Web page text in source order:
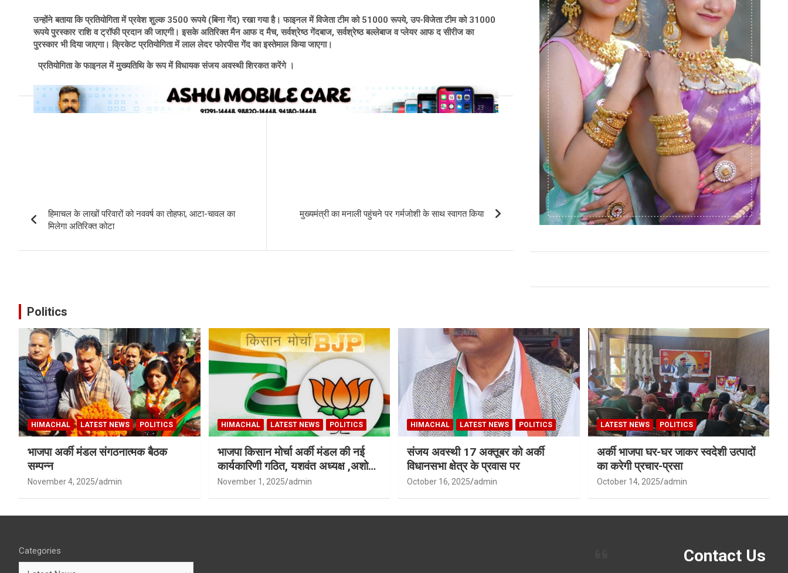
उन्होंने बताया कि प्रतियोगिता में प्रवेश शुल्क 3500 रूपये (बिना गेंद) रखा गया है। फाइनल में विजेता टीम को 51000 रूपये, उप-विजेता टीम को 31000
रूपये पुरस्कार राशि व ट्रॉफी प्रदान की जाएगी। इसके अतिरिक्त मैन आफ द मैच, सर्वश्रेष्ठ गेंदबाज, सर्वश्रेष्ठ बल्लेबाज व प्लेयर आफ द सीरीज का
पुरस्कार भी दिया जाएगा। क्रिकेट प्रतियोगिता में लाल लेदर फोरपीस गेंद का इस्तेमाल किया जाएगा।
प्रतियोगिता के फाइनल में मुख्यतिथि के रूप में विधायक संजय अवस्थी शिरकत करेंगे ।
हिमाचल के लाखों परिवारों को नववर्ष का तोहफा, आटा-चावल का
मिलेगा अतिरिक्त कोटा
मुख्यमंत्री का मनाली पहुंचने पर गर्मजोशी के साथ स्वागत किया
Politics
HIMACHAL LATEST NEWS POLITICS
भाजपा अर्की मंडल संगठनात्मक बैठक
सम्पन्न
November 4, 2025 admin
HIMACHAL LATEST NEWS POLITICS
भाजपा किसान मोर्चा अर्की मंडल की नई
कार्यकारिणी गठित, यशवंत अध्यक्ष ,अशोक
शर्मा बने उपाध्यक्ष
November 1, 2025 admin
HIMACHAL LATEST NEWS POLITICS
संजय अवस्थी 17 अक्तूबर को अर्की
विधानसभा क्षेत्र के प्रवास पर
October 16, 2025 admin
LATEST NEWS POLITICS
अर्की भाजपा घर-घर जाकर स्वदेशी उत्पादों
का करेगी प्रचार-प्रसा
October 14, 2025 admin
Categories Contact Us